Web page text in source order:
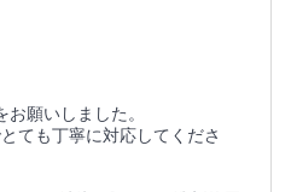
願いしました。
ても丁寧に対応してくださ